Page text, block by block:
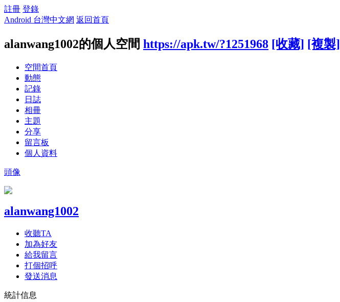
註冊 登錄
Android 台灣中文網 返回首頁
alanwang1002的個人空間 https://apk.tw/?1251968 [收藏] [複製]
空間首頁
動態
記錄
日誌
相冊
主題
分享
留言板
個人資料
頭像
alanwang1002
收聽TA
加為好友
給我留言
打個招呼
發送消息
統計信息